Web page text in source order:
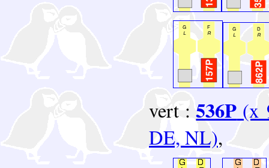
vert :536P (x
DE, NL),